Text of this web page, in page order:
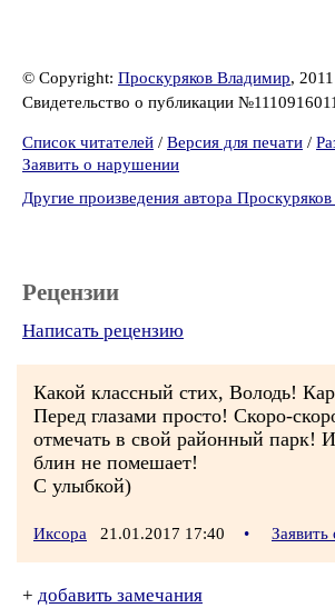
© Copyright: Проскуряков Владимир, 2011
Свидетельство о публикации
Список читателей / Версия для печати /
Заявить о нарушении
Другие произведения автора
Рецензии
Написать рецензию
Какой классный стих, Володь!
Перед глазами просто! Скоро-
отмечать в свой районный парк!
блин не помешает!
С улыбкой)
Иксора 21.01.2017 17:40 •
+ добавить замечания